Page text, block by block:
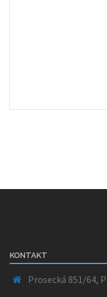
KONTAKT
Prosecká 851/64,